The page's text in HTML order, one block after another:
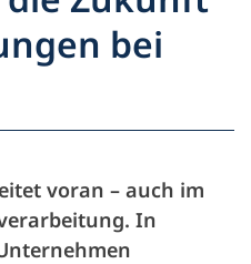
bei
voran – auch im
In